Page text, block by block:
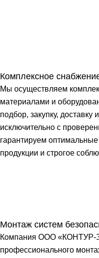
Комплексное
Мы осуществляем
материалами и
подбор, закупку, доставку
исключительно с
гарантируем
продукции и строгое
Монтаж систем
Компания ООО «КОНТУР-
профессионального